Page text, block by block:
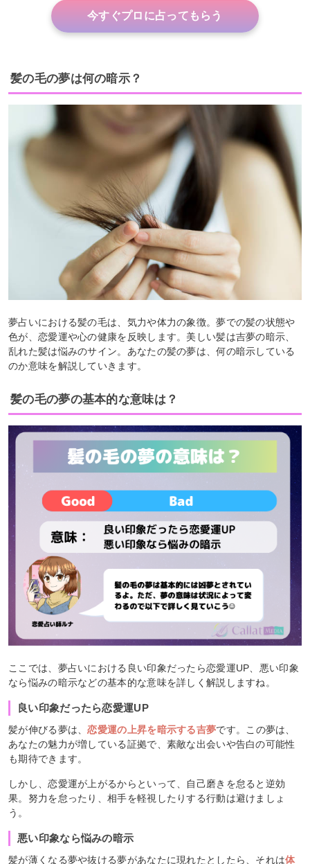
今すぐプロに占ってもらう
髪の毛の夢は何の暗示？
夢占いにおける髪の毛は、気力や体力の象徴。夢での髪の状態や
色が、恋愛運や心の健康を反映します。美しい髪は吉夢の暗示、
乱れた髪は悩みのサイン。あなたの髪の夢は、何の暗示している
のか意味を解説していきます。
髪の毛の夢の基本的な意味は？
ここでは、夢占いにおける良い印象だったら恋愛運UP、悪い印象
なら悩みの暗示などの基本的な意味を詳しく解説しますね。
良い印象だったら恋愛運UP
髪が伸びる夢は、恋愛運の上昇を暗示する吉夢です。この夢は、
あなたの魅力が増している証拠で、素敵な出会いや告白の可能性
も期待できます。
しかし、恋愛運が上がるからといって、自己磨きを怠ると逆効
果。努力を怠ったり、相手を軽視したりする行動は避けましょ
う。
悪い印象なら悩みの暗示
髪が薄くなる夢や抜ける夢があなたに現れたとしたら、それは体